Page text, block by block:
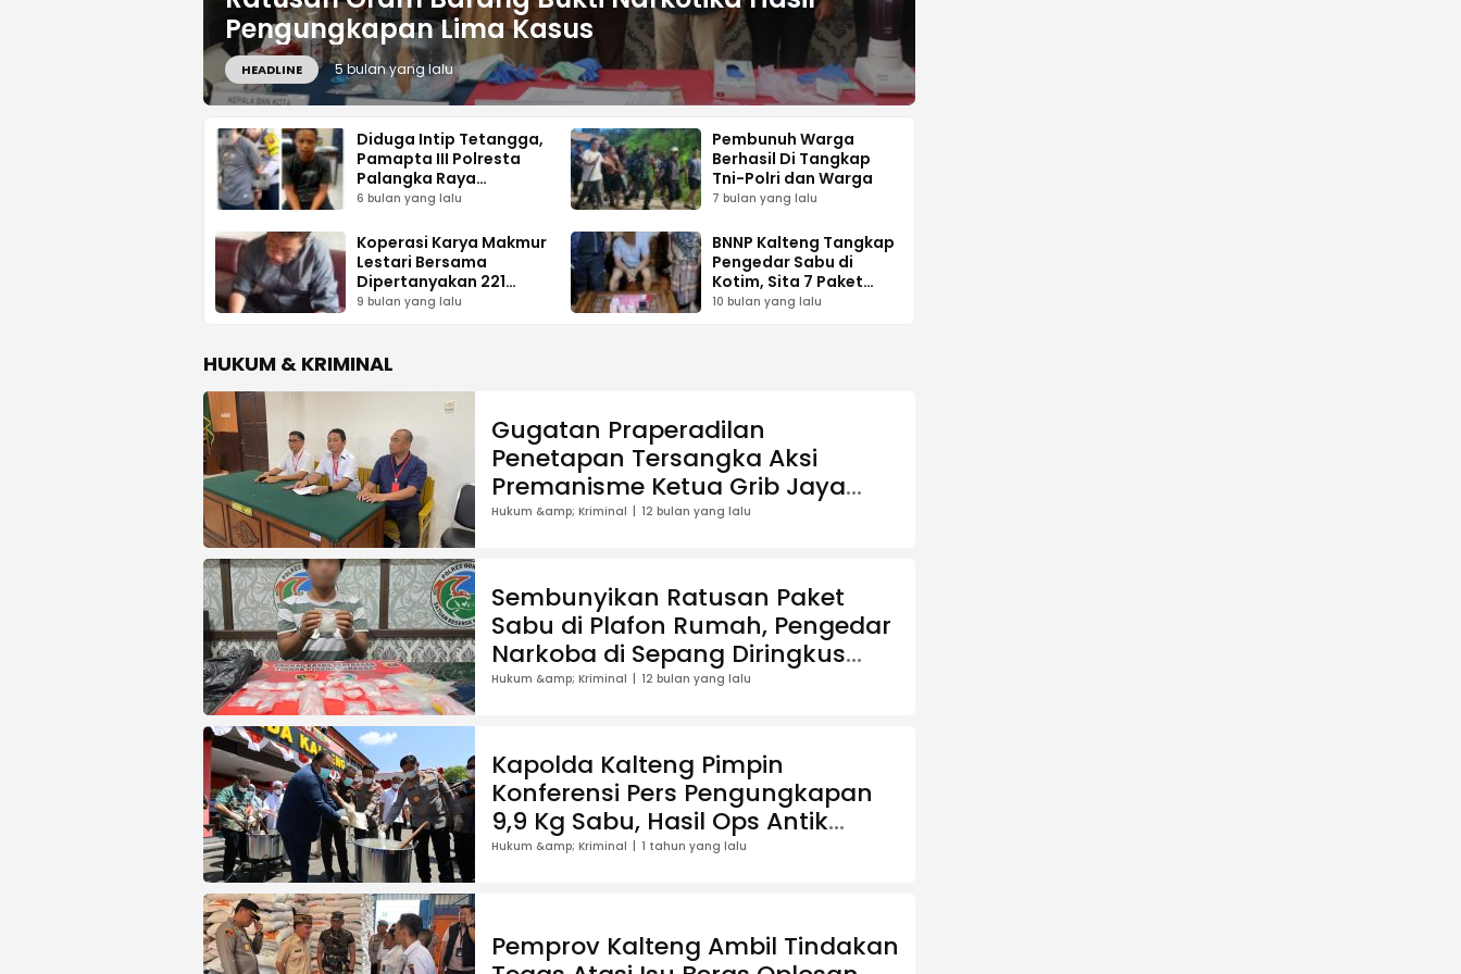
Pengungkapan Lima Kasus
HEADLINE 5 bulan yang lalu
Diduga Intip Tetangga,
Pamapta III Polresta
Palangka Raya
Amankan Seorang Pria
6 bulan yang lalu
Pembunuh Warga
Berhasil Di Tangkap
Tni-Polri dan Warga
7 bulan yang lalu
Koperasi Karya Makmur
Lestari Bersama
Dipertanyakan 221
Anggota, Ini Kabarnya
9 bulan yang lalu
BNNP Kalteng Tangkap
Pengedar Sabu di
Kotim, Sita 7 Paket
Narkoba
10 bulan yang lalu
HUKUM & KRIMINAL
Gugatan Praperadilan
Penetapan Tersangka Aksi
Premanisme Ketua Grib Jaya
Kalteng Ditolak Hakim
Hukum &amp; Kriminal 12 bulan yang lalu
Sembunyikan Ratusan Paket
Sabu di Plafon Rumah, Pengedar
Narkoba di Sepang Diringkus
Satresnarkoba Polres Gumas
Hukum &amp; Kriminal 12 bulan yang lalu
Kapolda Kalteng Pimpin
Konferensi Pers Pengungkapan
9,9 Kg Sabu, Hasil Ops Antik
Telabang 2025
Hukum &amp; Kriminal 1 tahun yang lalu
Pemprov Kalteng Ambil Tindakan